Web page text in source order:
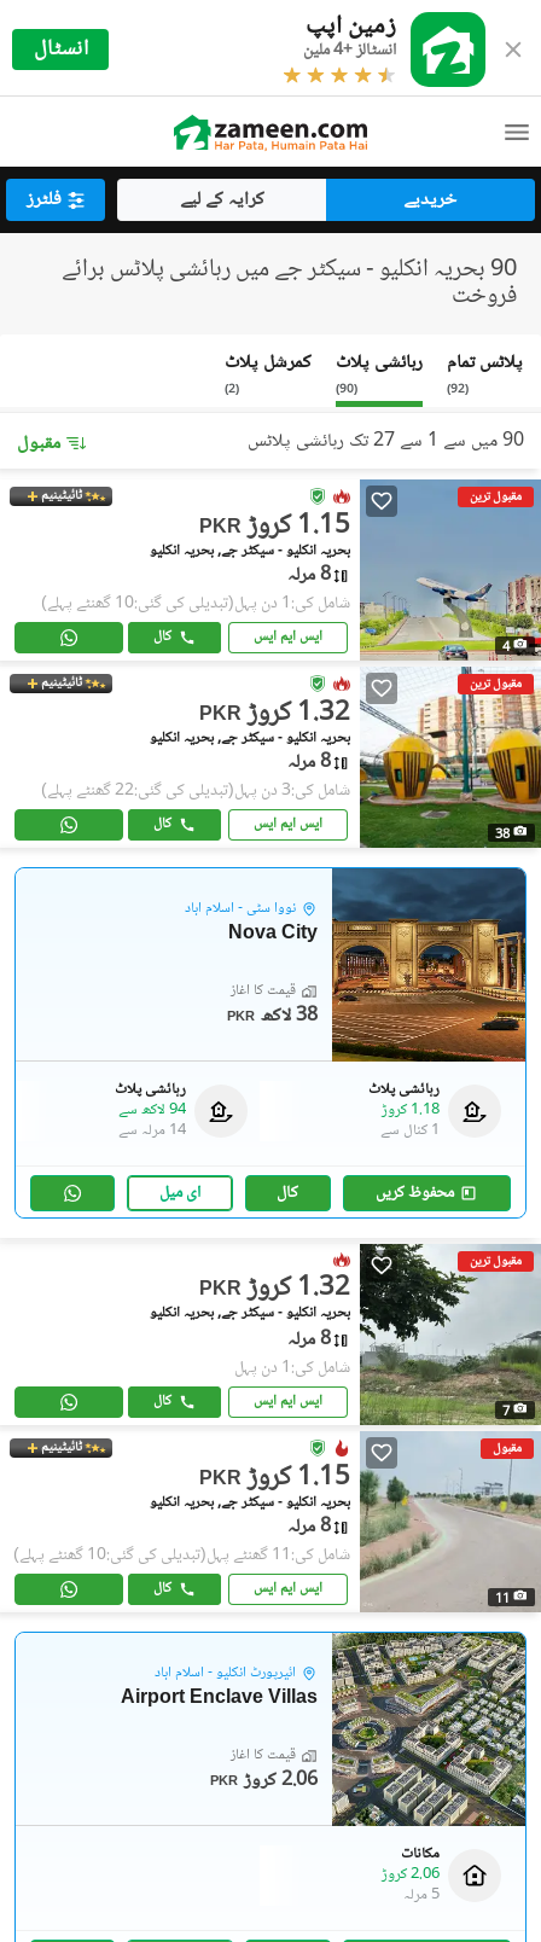
زمین اپپ
انسٹالز +4 ملین انسٹال
خریدیے کرایہ کے لیے فلٹرز
90 بحریہ انکلیو - سیکٹر جے میں رہائشی پلاٹس برائے
فروخت
پلاٹس تمام
(
92
)
رہائشی پلاٹ
(
90
)
کمرشل پلاٹ
(
2
)
90 میں سے 1 سے 27 تک رہائشی پلاٹس مقبول
مقبول ترین
4
ٹائیٹینیم
PKR 1.15 کروڑ
بحریہ انکلیو - سیکٹر جے, بحریہ انکلیو
8 مرلہ
شامل کی:1 دن پہل (تبدیلی کی گئی:10 گھنٹے پہلے)
ایس ایم ایس کال
مقبول ترین
38
ٹائیٹینیم
PKR 1.32 کروڑ
بحریہ انکلیو - سیکٹر جے, بحریہ انکلیو
8 مرلہ
شامل کی:3 دن پہل (تبدیلی کی گئی:22 گھنٹے پہلے)
ایس ایم ایس کال
نووا سٹی - اسلام آباد
Nova City
قیمت کا آغاز
PKR 38 لاکھ
رہائشی پلاٹ
1.18 کروڑ
1 کنال
سے
رہائشی پلاٹ
94 لاکھ
سے
14 مرلہ
سے
محفوظ کریں کال ای میل
مقبول ترین
7
PKR 1.32 کروڑ
بحریہ انکلیو - سیکٹر جے, بحریہ انکلیو
8 مرلہ
شامل کی:1 دن پہل
ایس ایم ایس کال
مقبول
11
ٹائیٹینیم
PKR 1.15 کروڑ
بحریہ انکلیو - سیکٹر جے, بحریہ انکلیو
8 مرلہ
شامل کی:11 گھنٹے پہل (تبدیلی کی گئی:10 گھنٹے پہلے)
ایس ایم ایس کال
ائیرپورٹ انکلیو - اسلام آباد
Airport Enclave Villas
قیمت کا آغاز
PKR 2.06 کروڑ
مکانات
2.06 کروڑ
5 مرلہ